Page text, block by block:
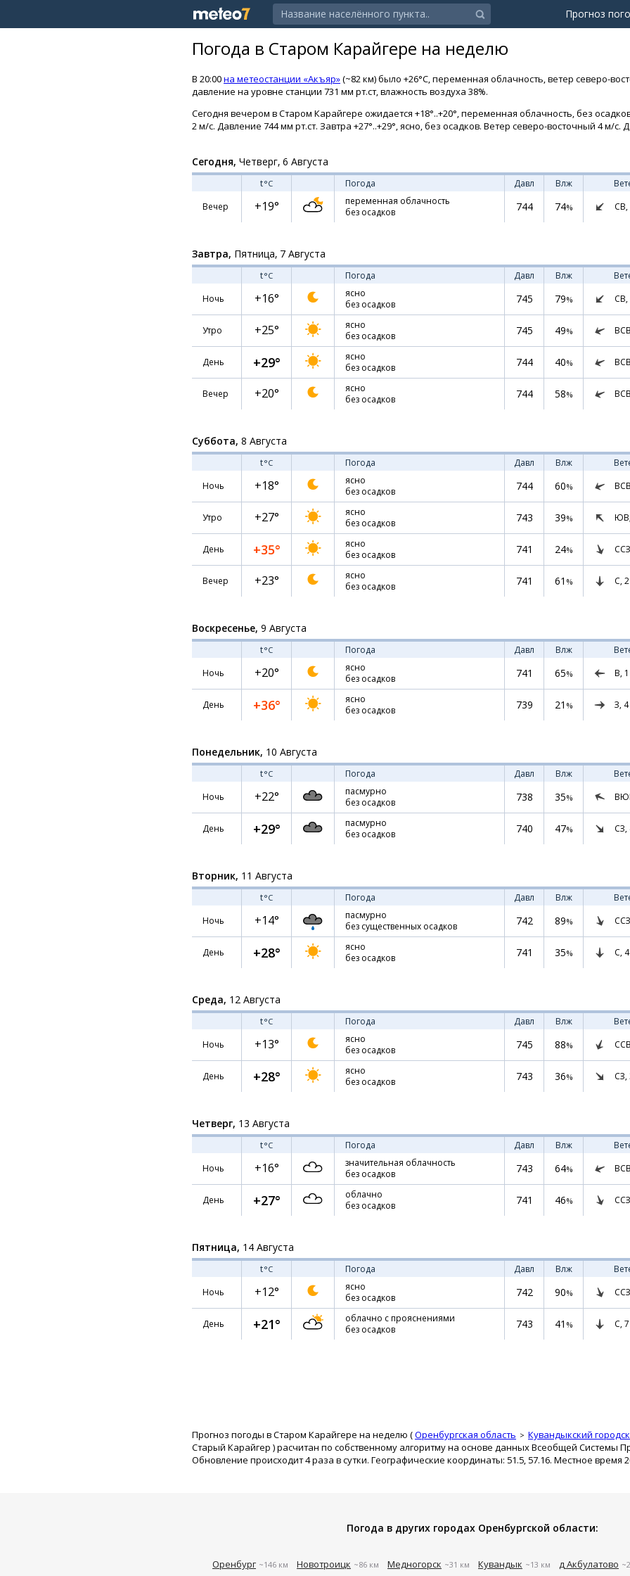
Прогноз
Погода в Старом Карайгере на неделю
В 20:00на метеостанции «Акъяр»(~82 км) было +26°C, переменная облачность, ветер северо-
давление на уровне станции 731 мм рт.ст, влажность воздуха 38%.
Сегодня вечером в Старом Карайгере ожидается +18°..+20°, переменная облачность, без
2 м/с. Давление 744 мм рт.ст. Завтра +27°..+29°, ясно, без осадков. Ветер северо-восточный 4 м/с.
Сегодня, Четверг, 6 Августа
t°C Погода Давл Влж
Вечер
+19°
переменная облачность
без осадков
744 74% СВ,
Завтра, Пятница, 7 Августа
t°C Погода Давл Влж
Ночь
+16°
ясно
без осадков
745 79% СВ,
Утро +25°
ясно
без осадков
745 49%
День +29°
ясно
без осадков
744 40%
Вечер +20°
ясно
без осадков
744 58%
Суббота, 8 Августа
t°C Погода Давл Влж
Ночь
+18°
ясно
без осадков
744 60%
Утро +27°
ясно
без осадков
743 39% ЮВ,
День +35°
ясно
без осадков
741 24%
Вечер +23°
ясно
без осадков
741 61 % С, 2
Воскресенье, 9 Августа
t°C Погода Давл Влж
Ночь
+20°
ясно
без осадков
741 65% В, 1
День +36°
ясно
без осадков
739 21 % З, 4
Понедельник, 10 Августа
t°C Погода Давл Влж
Ночь
+22°
пасмурно
без осадков
738 35%
День +29°
пасмурно
без осадков
740 47% СЗ,
Вторник, 11 Августа
t°C Погода Давл Влж
Ночь
+14°
пасмурно
без существенных осадков
742 89%
День +28°
ясно
без осадков
741 35% С, 4
Среда, 12 Августа
t°C Погода Давл Влж
Ночь
+13°
ясно
без осадков
745 88%
День +28°
ясно
без осадков
743 36% СЗ,
Четверг, 13 Августа
t°C Погода Давл Влж
Ночь
+16°
значительная облачность
без осадков
743 64%
День +27°
облачно
без осадков
741 46%
Пятница, 14 Августа
t°C Погода Давл Влж
Ночь
+12°
ясно
без осадков
742 90%
День +21°
облачно с прояснениями
без осадков
743 41 % С, 7
Прогноз погоды в Старом Карайгере на неделю (Оренбургская область Кувандыкский
Старый Карайгер ) расчитан по собственному алгоритму на основе данных Всеобщей Системы
Обновление происходит 4 раза в сутки. Географические координаты: 51.5, 57.16. Местное время
Погода в других городах Оренбургской области:
Оренбург ~146 км Новотроицк ~86 км Медногорск ~31 км Кувандык ~13 км д Акбулатово